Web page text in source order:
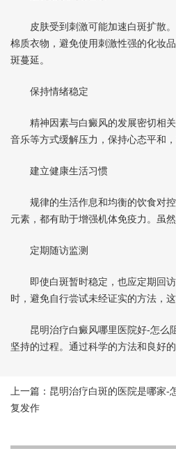
皮肤受到刺激可能加速白斑扩散。
棉质衣物，避免使用刺激性强的化妆
斑蔓延。
保持情绪稳定
精神因素与白癜风的发展密切相关
音乐等方式缓解压力，保持心态平和
建立健康生活习惯
规律的生活作息和均衡的饮食对控
元素，都有助于增强机体免疫力。虽
定期随访监测
即使白斑暂时稳定，也应定期回访
时，避免自行尝试未经证实的方法，
昆明治疗白癜风哪里医院好-怎么阻
坚持的过程。通过科学的方法和良好
上一篇： 昆明治疗白斑的医院是哪家-
复发作